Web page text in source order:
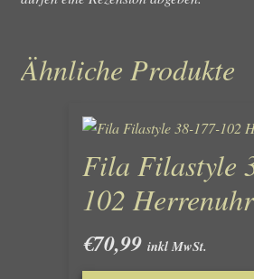
Ähnliche Produkte
Fila Filastyle
102 Herrenuhr
€70,99 inkl MwSt.